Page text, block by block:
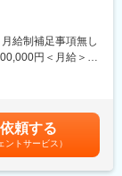
す。海外は生産
ー事業、電源事
とにより、新たな
ジセンサ、SPADセ
計
渡った業務を経験
給制補足事項無し
円＜月給＞
回（6月、12月）賃
て上下する可能性
です。
頼する
ントサービス）